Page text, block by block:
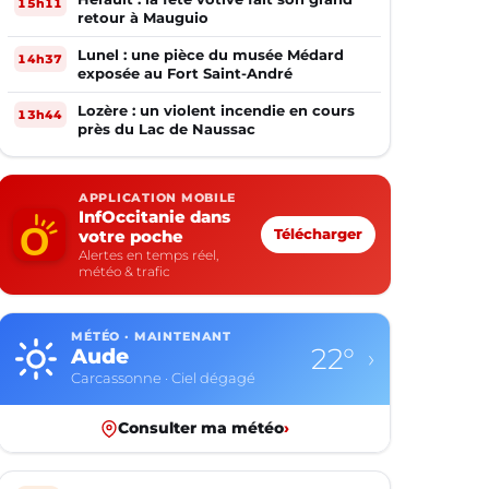
retour à Mauguio
14h37
Lunel : une pièce du musée Médard
exposée au Fort Saint-André
13h44
Lozère : un violent incendie en cours
près du Lac de Naussac
APPLICATION MOBILE
InfOccitanie dans
votre poche
Alertes en temps réel,
météo & trafic
Télécharger
MÉTÉO · MAINTENANT
Aveyron
Rodez · Ciel dégagé
13° ›
Consulter ma météo›